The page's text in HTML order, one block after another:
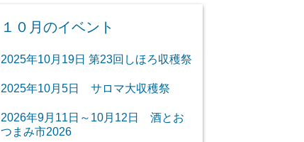
１０月のイベント
2025年10月19日 第23回しほろ収穫祭
2025年10月5日 サロマ大収穫祭
2026年9月11日～10月12日 酒とお
つまみ市2026